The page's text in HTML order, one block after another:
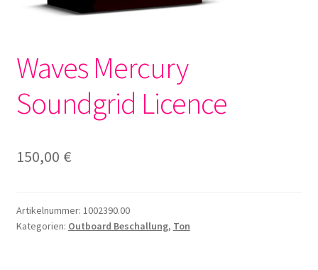
Waves Mercury
Soundgrid Licence
150,00 €
Artikelnummer: 1002390.00
Kategorien: Outboard Beschallung, Ton